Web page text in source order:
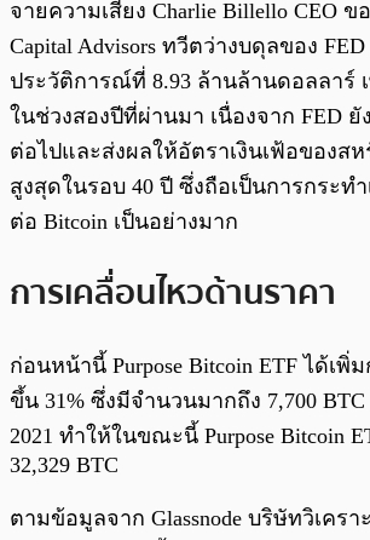
จายความเสี่ยง Charlie Billello CEO ข
Capital Advisors ทวีตว่างบดุลของ
ประวัติการณ์ที่ 8.93 ล้านล้านดอลลาร์
ในช่วงสองปีที่ผ่านมา เนื่องจาก FED
ต่อไปและส่งผลให้อัตราเงินเฟ้อของส
สูงสุดในรอบ 40 ปี ซึ่งถือเป็นการกระท
ต่อ Bitcoin เป็นอย่างมาก
การเคลื่อนไหวด้านราคา
ก่อนหน้านี้ Purpose Bitcoin ETF ได้เพิ่
ขึ้น 31% ซึ่งมีจำนวนมากถึง 7,700
2021 ทำให้ในขณะนี้ Purpose Bitcoin
32,329 BTC
ตามข้อมูลจาก Glassnode บริษัทวิเคร